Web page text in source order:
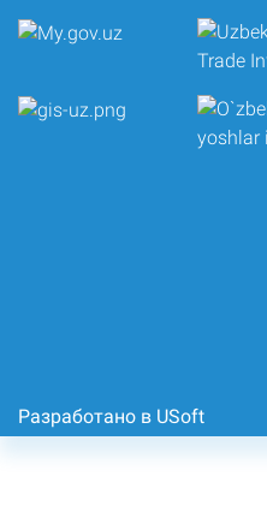
Разработано в USoft